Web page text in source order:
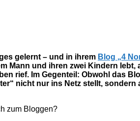
gelernt – und in ihrem Blog „4
Mann und ihren zwei Kindern
rief. Im Gegenteil: Obwohl das
nicht nur ins Netz stellt,
zum Bloggen?